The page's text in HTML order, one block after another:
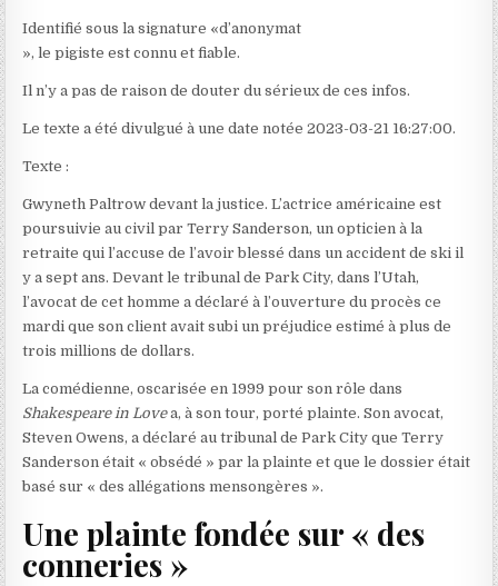
Identifié sous la signature «d’anonymat
», le pigiste est connu et fiable.
Il n’y a pas de raison de douter du sérieux de ces infos.
Le texte a été divulgué à une date notée 2023-03-21 16:27:00.
Texte :
Gwyneth Paltrow devant la justice. L’actrice américaine est
poursuivie au civil par Terry Sanderson, un opticien à la
retraite qui l’accuse de l’avoir blessé dans un accident de ski il
y a sept ans. Devant le tribunal de Park City, dans l’Utah,
l’avocat de cet homme a déclaré à l’ouverture du procès ce
mardi que son client avait subi un préjudice estimé à plus de
trois millions de dollars.
La comédienne, oscarisée en 1999 pour son rôle dans
Shakespeare in Lovea, à son tour, porté plainte. Son avocat,
Steven Owens, a déclaré au tribunal de Park City que Terry
Sanderson était « obsédé » par la plainte et que le dossier était
basé sur « des allégations mensongères ».
Une plainte fondée sur « des
conneries »